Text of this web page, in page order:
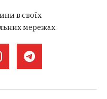
в своїх
мережах.